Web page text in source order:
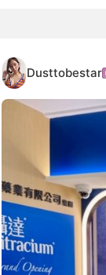
Dusttobestar